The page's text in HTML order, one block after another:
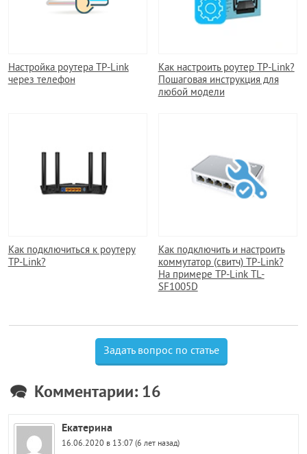
Настройка роутера TP-Link
через телефон
Как настроить роутер TP-Link?
Пошаговая инструкция для
любой модели
Как подключиться к роутеру
TP-Link?
Как подключить и настроить
коммутатор (свитч) TP-Link?
На примере TP-Link TL-
SF1005D
Задать вопрос по статье
Комментарии: 16
Екатерина
16.06.2020 в 13:07 (6 лет назад)